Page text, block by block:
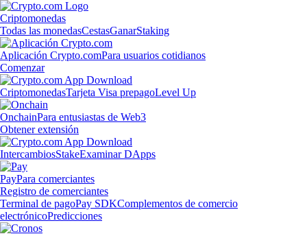
Criptomonedas
Todas las monedasCestasGanarStaking
Aplicación Crypto.comPara usuarios cotidianos
Comenzar
CriptomonedasTarjeta Visa prepagoLevel Up
OnchainPara entusiastas de Web3
Obtener extensión
IntercambiosStakeExaminar DApps
PayPara comerciantes
Registro de comerciantes
Terminal de pagoPay SDKComplementos de comercio
electrónicoPredicciones